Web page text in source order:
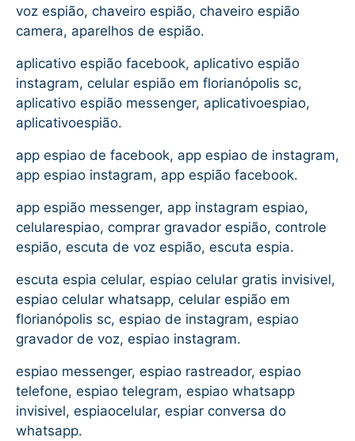
voz espião, chaveiro espião, chaveiro espião
camera, aparelhos de espião.
aplicativo espião facebook, aplicativo espião
instagram, celular espião em florianópolis sc,
aplicativo espião messenger, aplicativoespiao,
aplicativoespião.
app espiao de facebook, app espiao de instagram,
app espiao instagram, app espião facebook.
app espião messenger, app instagram espiao,
celularespiao, comprar gravador espião, controle
espião, escuta de voz espião, escuta espia.
escuta espia celular, espiao celular gratis invisivel,
espiao celular whatsapp, celular espião em
florianópolis sc, espiao de instagram, espiao
gravador de voz, espiao instagram.
espiao messenger, espiao rastreador, espiao
telefone, espiao telegram, espiao whatsapp
invisivel, espiaocelular, espiar conversa do
whatsapp.